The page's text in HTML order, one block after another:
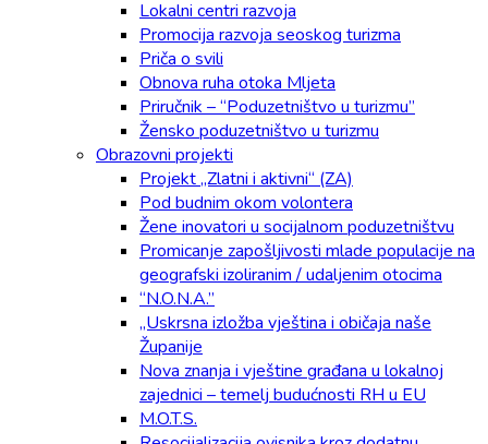
Lokalni centri razvoja
Promocija razvoja seoskog turizma
Priča o svili
Obnova ruha otoka Mljeta
Priručnik – “Poduzetništvo u turizmu”
Žensko poduzetništvo u turizmu
Obrazovni projekti
Projekt „Zlatni i aktivni“ (ZA)
Pod budnim okom volontera
Žene inovatori u socijalnom poduzetništvu
Promicanje zapošljivosti mlade populacije na
geografski izoliranim / udaljenim otocima
“N.O.N.A.”
„Uskrsna izložba vještina i običaja naše
Županije
Nova znanja i vještine građana u lokalnoj
zajednici – temelj budućnosti RH u EU
M.O.T.S.